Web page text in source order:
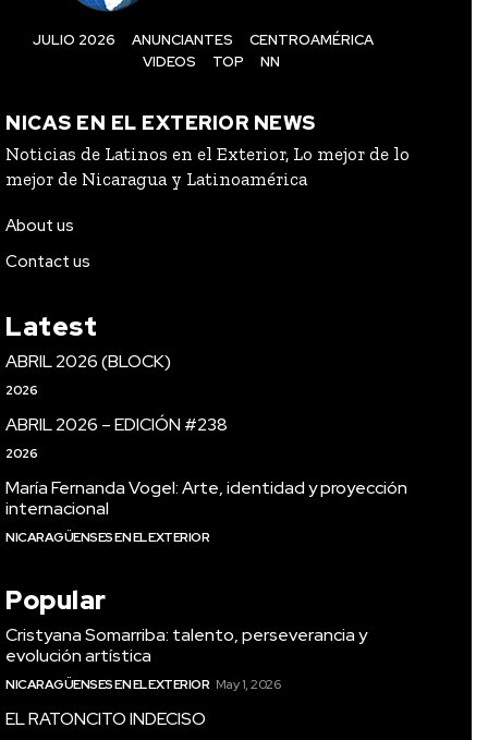
JULIO 2026 ANUNCIANTES
CENTROAMÉRICA
VIDEOS
TOP NN
NICAS EN EL EXTERIOR NEWS
Noticias de Latinos en el Exterior, Lo mejor de lo
mejor de Nicaragua y Latinoamérica
About us
Contact us
Latest
ABRIL 2026 (BLOCK)
2026
ABRIL 2026 – EDICIÓN #238
2026
María Fernanda Vogel: Arte, identidad y proyección
internacional
NICARAGÜENSES EN EL EXTERIOR
Popular
Cristyana Somarriba: talento, perseverancia y
evolución artística
NICARAGÜENSES EN EL EXTERIOR May 1, 2026
EL RATONCITO INDECISO